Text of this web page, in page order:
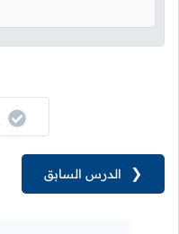
❮ الدرس السابق